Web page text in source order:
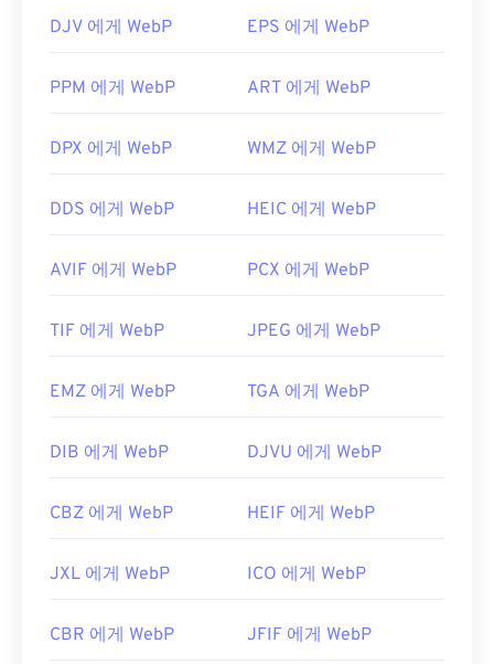
그인을 설치해야 합니다.
유용한 링크:
관련 WebP 도구:
사용하세요.
DJV 에게 WebP EPS 에게 WebP
PPM 에게 WebP ART 에게 WebP
DPX 에게 WebP WMZ 에게 WebP
DDS 에게 WebP HEIC 에게 WebP
AVIF 에게 WebP PCX 에게 WebP
TIF 에게 WebP JPEG 에게 WebP
EMZ 에게 WebP TGA 에게 WebP
DIB 에게 WebP DJVU 에게 WebP
CBZ 에게 WebP HEIF 에게 WebP
JXL 에게 WebP ICO 에게 WebP
CBR 에게 WebP JFIF 에게 WebP